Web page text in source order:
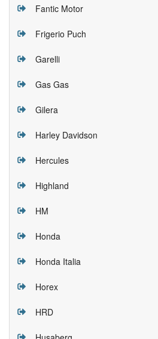
Fantic Motor
Frigerio Puch
Garelli
Gas Gas
Gilera
Harley Davidson
Hercules
Highland
HM
Honda
Honda Italia
Horex
HRD